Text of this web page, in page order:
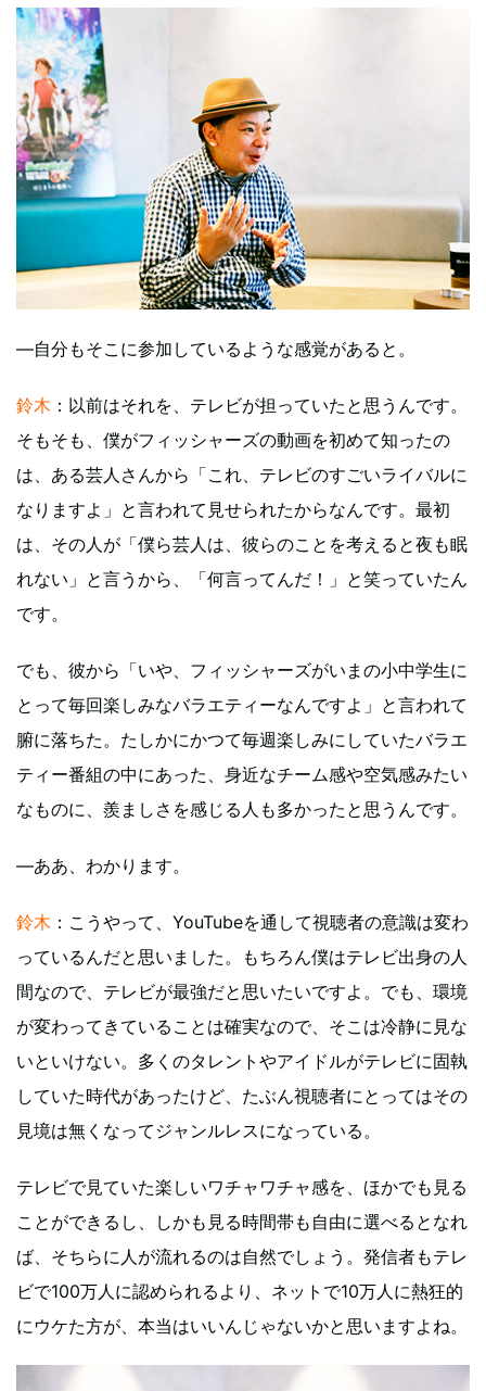
―自分もそこに参加しているような感覚があると。
鈴木 ：以前はそれを、テレビが担っていたと思うんです。
そもそも、僕がフィッシャーズの動画を初めて知ったの
は、ある芸人さんから「これ、テレビのすごいライバルに
なりますよ」と言われて見せられたからなんです。最初
は、その人が「僕ら芸人は、彼らのことを考えると夜も眠
れない」と言うから、「何言ってんだ！」と笑っていたん
です。
でも、彼から「いや、フィッシャーズがいまの小中学生に
とって毎回楽しみなバラエティーなんですよ」と言われて
腑に落ちた。たしかにかつて毎週楽しみにしていたバラエ
ティー番組の中にあった、身近なチーム感や空気感みたい
なものに、羨ましさを感じる人も多かったと思うんです。
―ああ、わかります。
鈴木 ：こうやって、YouTubeを通して視聴者の意識は変わ
っているんだと思いました。もちろん僕はテレビ出身の人
間なので、テレビが最強だと思いたいですよ。でも、環境
が変わってきていることは確実なので、そこは冷静に見な
いといけない。多くのタレントやアイドルがテレビに固執
していた時代があったけど、たぶん視聴者にとってはその
見境は無くなってジャンルレスになっている。
テレビで見ていた楽しいワチャワチャ感を、ほかでも見る
ことができるし、しかも見る時間帯も自由に選べるとなれ
ば、そちらに人が流れるのは自然でしょう。発信者もテレ
ビで100万人に認められるより、ネットで10万人に熱狂的
にウケた方が、本当はいいんじゃないかと思いますよね。